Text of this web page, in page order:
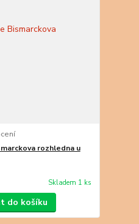
rozhledna u
Skladem 1 ks
do košíku